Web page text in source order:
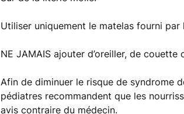
Utiliser uniquement le matelas fourni par
NE JAMAIS ajouter d’oreiller, de
Afin de diminuer le risque de syndrome
pédiatres recommandent que les
avis contraire du médecin.